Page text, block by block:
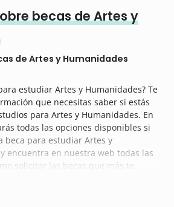
becas de Artes y
de Artes y Humanidades
estudiar Artes y Humanidades? Te
que necesitas saber si estás
para Artes y Humanidades. En
todas las opciones disponibles si
beca para estudiar Artes y
encuentra en nuestra web todas las
solicitar las becas que más te
estudios.